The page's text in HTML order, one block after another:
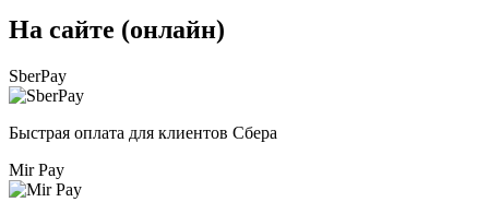
На сайте (онлайн)
SberPay
Быстрая оплата для клиентов Сбера
Mir Pay